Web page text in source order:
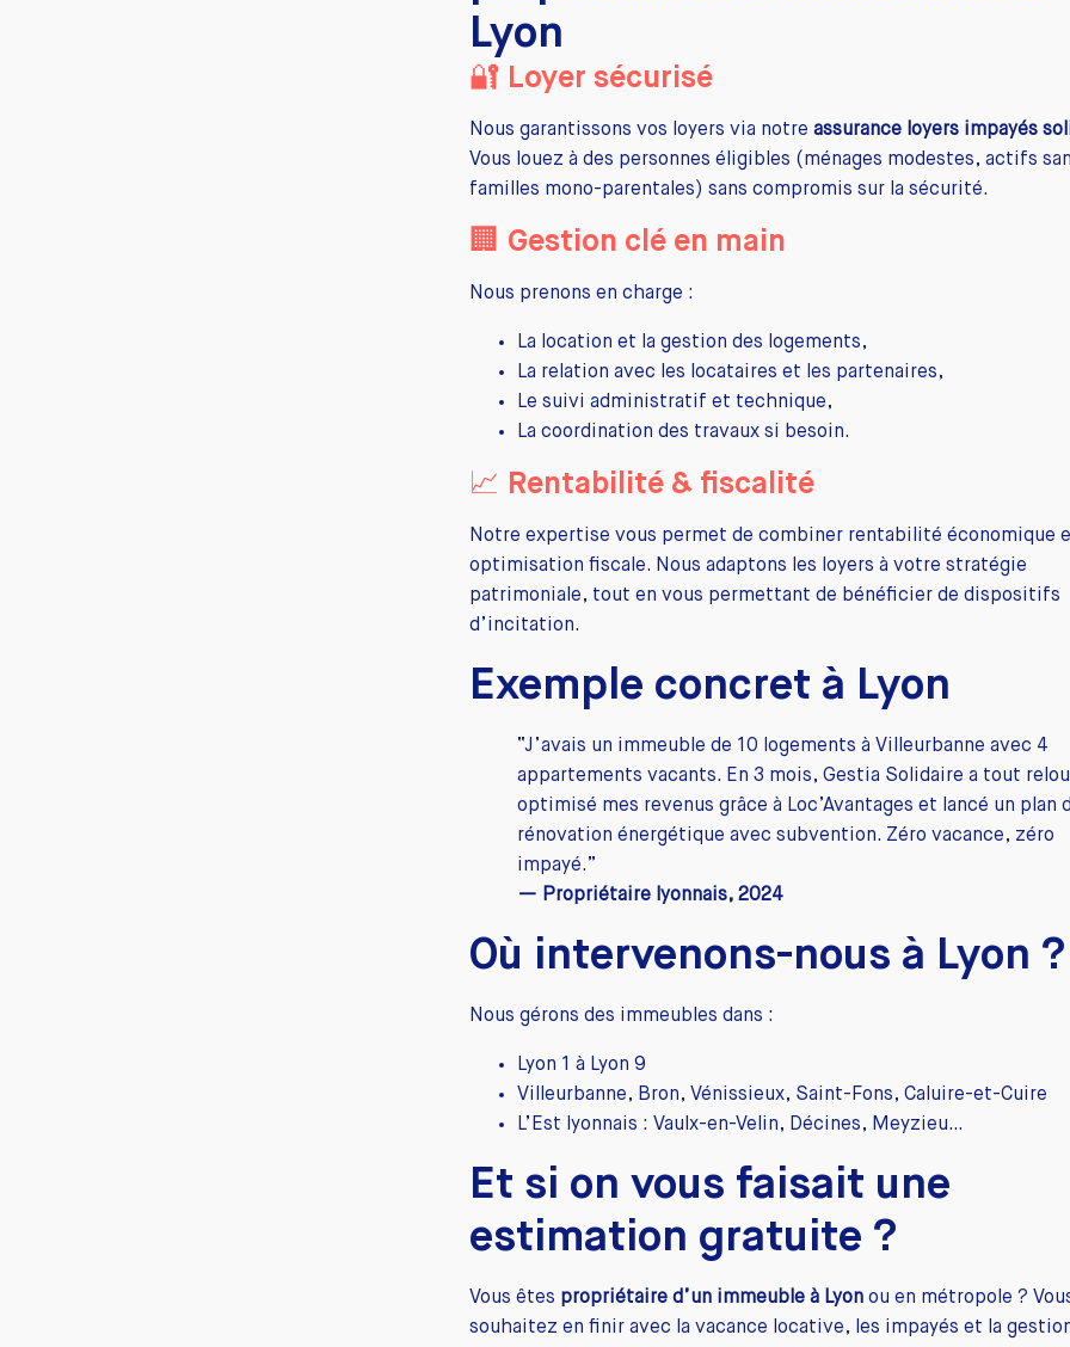
Lyon
🔐 Loyer sécurisé
Nous garantissons vos loyers via notreassurance loyers impayés
Vous louez à des personnes éligibles (ménages modestes, actifs
familles mono-parentales) sans compromis sur la sécurité.
🏢 Gestion clé en main
Nous prenons en charge :
La location et la gestion des logements,
La relation avec les locataires et les partenaires,
Le suivi administratif et technique,
La coordination des travaux si besoin.
📈 Rentabilité & fiscalité
Notre expertise vous permet de combiner rentabilité économique
optimisation fiscale. Nous adaptons les loyers à votre stratégie
patrimoniale, tout en vous permettant de bénéficier de dispositifs
d’incitation.
Exemple concret à Lyon
“J’avais un immeuble de 10 logements à Villeurbanne avec 4
appartements vacants. En 3 mois, Gestia Solidaire a tout
optimisé mes revenus grâce à Loc’Avantages et lancé un plan
rénovation énergétique avec subvention. Zéro vacance, zéro
impayé.”
— Propriétaire lyonnais, 2024
Où intervenons-nous à Lyon ?
Nous gérons des immeubles dans :
Lyon 1 à Lyon 9
Villeurbanne, Bron, Vénissieux, Saint-Fons, Caluire-et-Cuire
L’Est lyonnais : Vaulx-en-Velin, Décines, Meyzieu…
Et si on vous faisait une
estimation gratuite ?
Vous êtes propriétaire d’un immeuble à Lyon ou en métropole ?
souhaitez en finir avec la vacance locative, les impayés et la